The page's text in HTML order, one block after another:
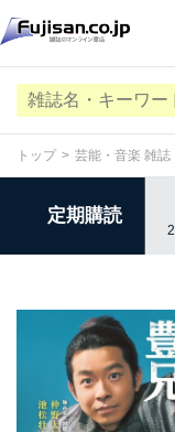
トップ 芸能・音楽 雑誌
定期購読